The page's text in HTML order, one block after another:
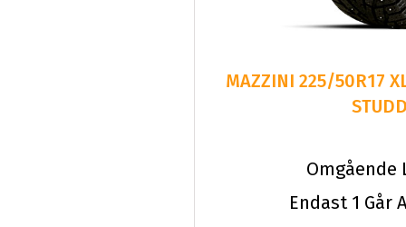
MAZZINI 225/50R17
Omgående
Endast 1 Går